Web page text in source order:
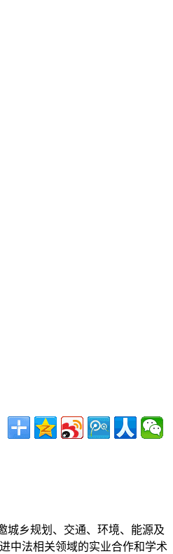
城乡规划、交通、环境、能源及
中法相关领域的实业合作和学术